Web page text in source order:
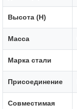
Высота (H)
Масса
Марка стали
Присоединение
Совместимая